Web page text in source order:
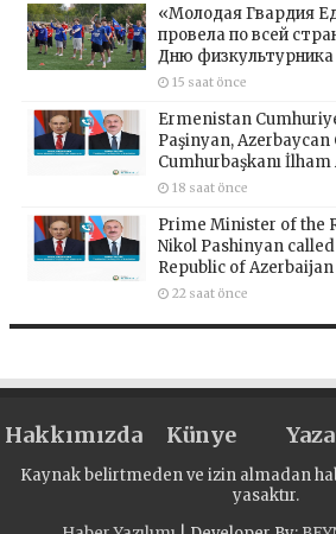
«Молодая Гвардия
провела по всей
Дню физкультурника
15 saat önce
Ermenistan
Paşinyan,
Cumhurbaşkanı İlham
18 saat önce
Prime Minister of the
Nikol Pashinyan
Republic of
22 saat önce
Hakkımızda Künye
Kaynak belirtmeden ve izin almadan
yasaktır.